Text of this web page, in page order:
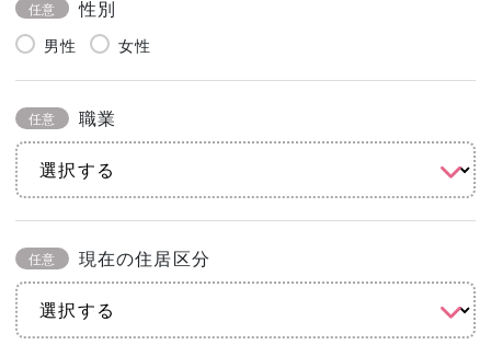
任意 性別
男性 女性
任意 職業
任意 現在の住居区分